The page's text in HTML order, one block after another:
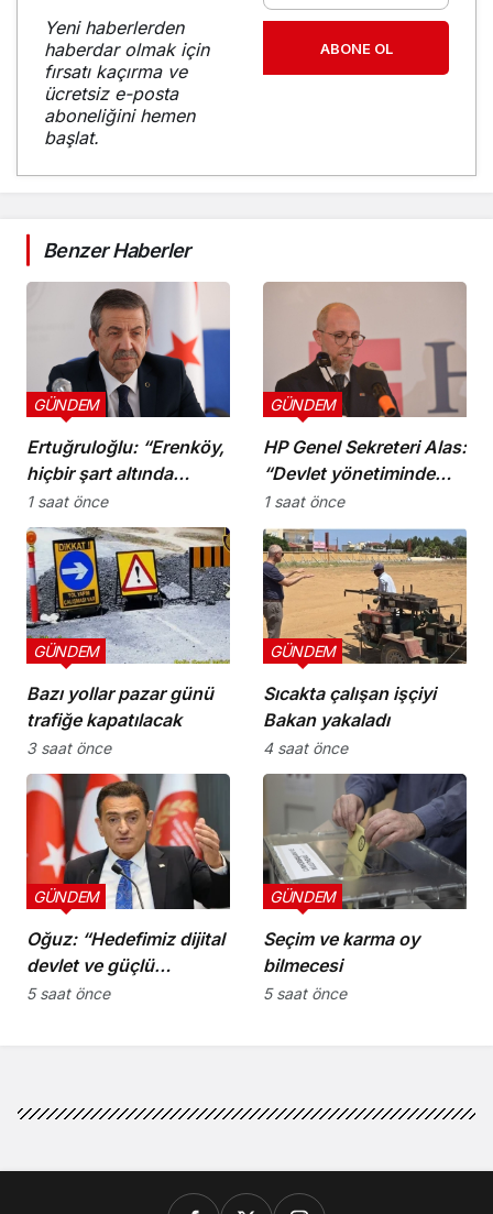
Yeni haberlerden
haberdar olmak için
fırsatı kaçırma ve
ücretsiz e-posta
aboneliğini hemen
başlat.
ABONE OL
Benzer Haberler
Ertuğruloğlu: “Erenköy,
hiçbir şart altında
esareti kabul
etmeyeceğimizin en
açık kanıtıdır”
GÜNDEM
1 saat önce
HP Genel Sekreteri Alas:
“Devlet yönetiminde
köklü bir zihniyet
değişimine ihtiyaç var”
GÜNDEM
1 saat önce
Bazı yollar pazar günü
trafiğe kapatılacak
GÜNDEM
3 saat önce
Sıcakta çalışan işçiyi
Bakan yakaladı
GÜNDEM
4 saat önce
Oğuz: “Hedefimiz dijital
devlet ve güçlü
kurumlar”
GÜNDEM
5 saat önce
Seçim ve karma oy
bilmecesi
GÜNDEM
5 saat önce